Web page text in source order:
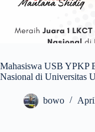
Mahasiswa USB YPKP
Nasional di Universitas
bowo